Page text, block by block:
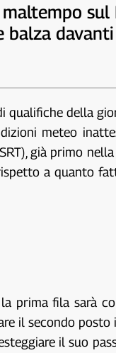
sul
qualifiche della
meteo
già primo
a quanto
la prima fila sarà
il secondo
il suo